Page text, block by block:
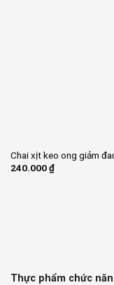
Chai xịt keo ong giảm
240.000₫
Thực phẩm chức